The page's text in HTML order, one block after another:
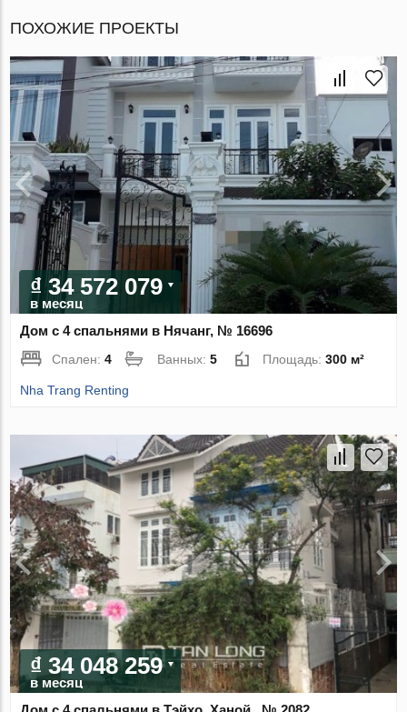
ПОХОЖИЕ ПРОЕКТЫ
₫ 34 572 079
в месяц
Дом с 4 спальнями в Нячанг, № 16696
Спален:4 Ванных:5 Площадь:300 м²
Nha Trang Renting
₫ 34 048 259
в месяц